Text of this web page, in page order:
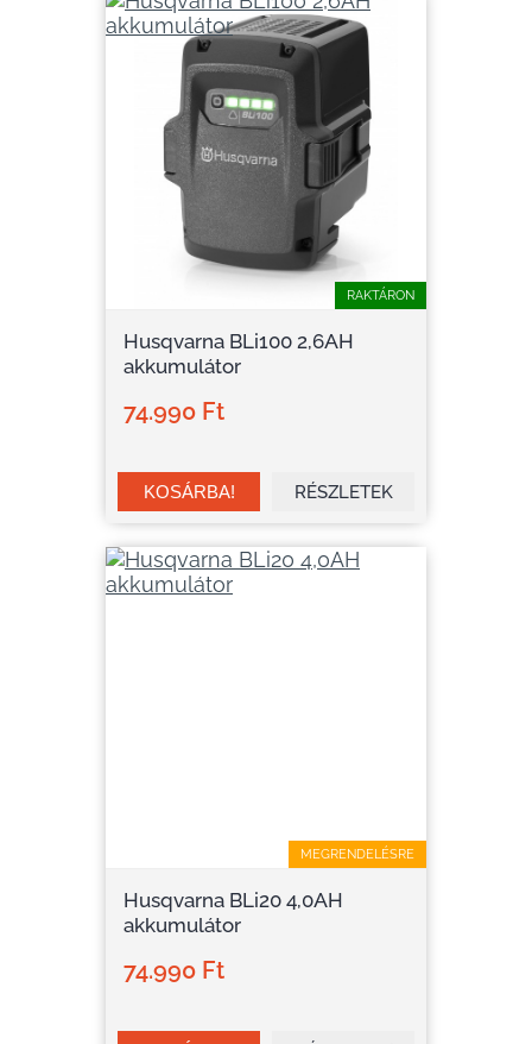
RAKTÁRON
Husqvarna BLi100 2,6AH
akkumulátor
74.990 Ft
RÉSZLETEK
MEGRENDELÉSRE
Husqvarna BLi20 4,0AH
akkumulátor
74.990 Ft